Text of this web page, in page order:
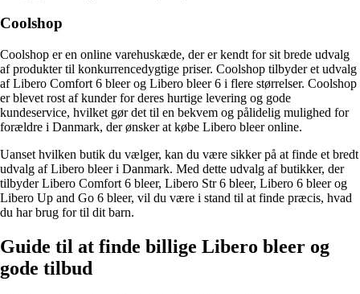
Coolshop
Coolshop er en online varehuskæde, der er kendt for sit brede udvalg
af produkter til konkurrencedygtige priser. Coolshop tilbyder et udvalg
af Libero Comfort 6 bleer og Libero bleer 6 i flere størrelser. Coolshop
er blevet rost af kunder for deres hurtige levering og gode
kundeservice, hvilket gør det til en bekvem og pålidelig mulighed for
forældre i Danmark, der ønsker at købe Libero bleer online.
Uanset hvilken butik du vælger, kan du være sikker på at finde et bredt
udvalg af Libero bleer i Danmark. Med dette udvalg af butikker, der
tilbyder Libero Comfort 6 bleer, Libero Str 6 bleer, Libero 6 bleer og
Libero Up and Go 6 bleer, vil du være i stand til at finde præcis, hvad
du har brug for til dit barn.
Guide til at finde billige Libero bleer og
gode tilbud